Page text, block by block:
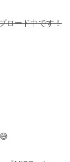
ロード中です！